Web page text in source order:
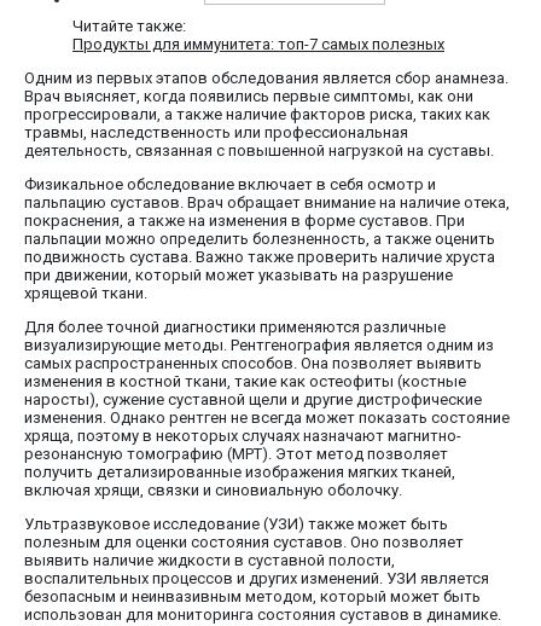
Читайте также:
Продукты для иммунитета: топ-7 самых полезных
Одним из первых этапов обследования является сбор анамнеза.
Врач выясняет, когда появились первые симптомы, как они
прогрессировали, а также наличие факторов риска, таких как
травмы, наследственность или профессиональная
деятельность, связанная с повышенной нагрузкой на суставы.
Физикальное обследование включает в себя осмотр и
пальпацию суставов. Врач обращает внимание на наличие отека,
покраснения, а также на изменения в форме суставов. При
пальпации можно определить болезненность, а также оценить
подвижность сустава. Важно также проверить наличие хруста
при движении, который может указывать на разрушение
хрящевой ткани.
Для более точной диагностики применяются различные
визуализирующие методы. Рентгенография является одним из
самых распространенных способов. Она позволяет выявить
изменения в костной ткани, такие как остеофиты (костные
наросты), сужение суставной щели и другие дистрофические
изменения. Однако рентген не всегда может показать состояние
хряща, поэтому в некоторых случаях назначают магнитно-
резонансную томографию (МРТ). Этот метод позволяет
получить детализированные изображения мягких тканей,
включая хрящи, связки и синовиальную оболочку.
Ультразвуковое исследование (УЗИ) также может быть
полезным для оценки состояния суставов. Оно позволяет
выявить наличие жидкости в суставной полости,
воспалительных процессов и других изменений. УЗИ является
безопасным и неинвазивным методом, который может быть
использован для мониторинга состояния суставов в динамике.